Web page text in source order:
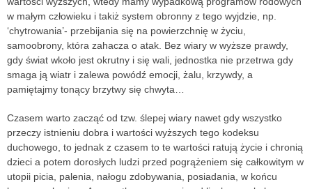
w małym człowieku i takiż system obronny z tego wyjdzie, np.
‘chytrowania’- przebijania się na powierzchnię w życiu,
samoobrony, która zahacza o atak. Bez wiary w wyższe prawdy,
gdy świat wkoło jest okrutny i się wali, jednostka nie przetrwa gdy
smaga ją wiatr i zalewa powódź emocji, żalu, krzywdy, a
pamiętajmy tonący brzytwy się chwyta…
Czasem warto zacząć od tzw. ślepej wiary nawet gdy wszystko
przeczy istnieniu dobra i wartości wyższych tego kodeksu
duchowego, to jednak z czasem to te wartości ratują życie i chronią
dzieci a potem dorosłych ludzi przed pogrążeniem się całkowitym w
utopii picia, palenia, nałogu zdobywania, posiadania, w końcu